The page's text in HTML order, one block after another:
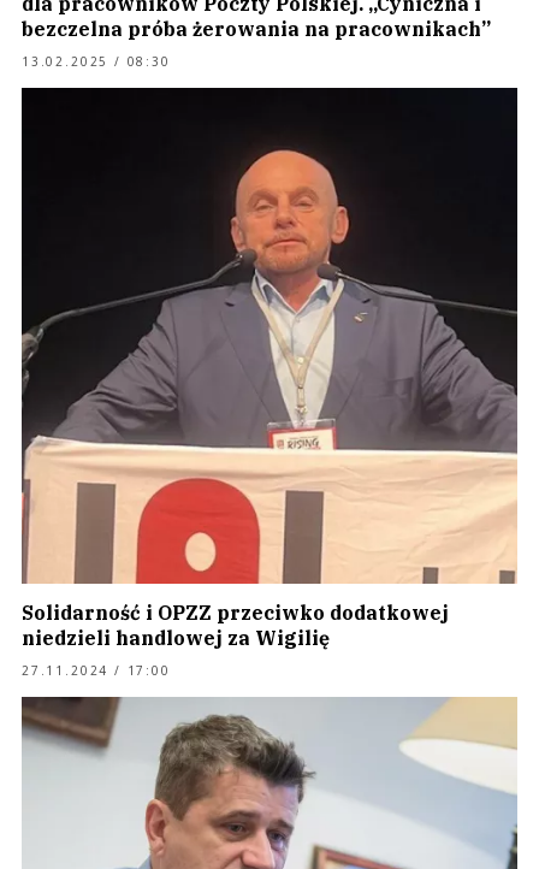
bezczelna próba żerowania na pracownikach”
13.02.2025 / 08:30
Solidarność i OPZZ przeciwko dodatkowej
niedzieli handlowej za Wigilię
27.11.2024 / 17:00